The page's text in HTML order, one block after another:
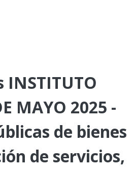
INSTITUTO
MAYO 2025 -
de bienes
de servicios,